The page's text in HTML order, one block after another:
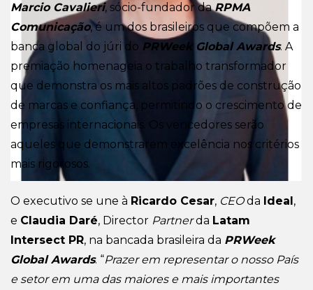
Marcio Cavalieri, sócio-fundador daRPMA
Comunicação, é um dos brasileiros que compõem a
banca global do júri do PRWeek Global Awards. A
premiação homenageia o trabalho transformador
que demonstra os mais altos padrões de construção
de marcas e confiança, permitindo o crescimento de
empresas internacionais. Os vencedores serão
aqueles que demonstrarem excelência nos critérios
mais rigorosos.
O executivo se une à Ricardo Cesar, CEOda Ideal,
e Claudia Daré, Director Partnerda Latam
Intersect PR, na bancada brasileira da PRWeek
Global Awards. “Prazer em representar o nosso País
e setor em uma das maiores e mais importantes